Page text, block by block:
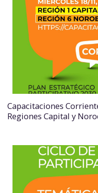
Capacitaciones
Regiones Capital y